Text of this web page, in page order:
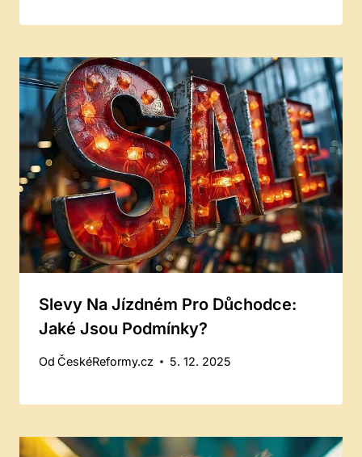
Slevy Na Jízdném Pro Důchodce:
Jaké Jsou Podmínky?
Od ČeskéReformy.cz 5. 12. 2025